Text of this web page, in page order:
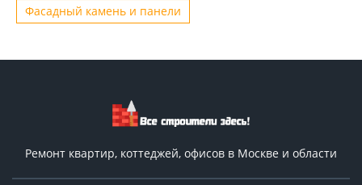
Фасадный камень и панели
Ремонт квартир, коттеджей, офисов в Москве и области